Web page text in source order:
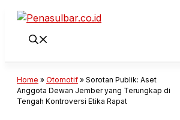
Langsung
Home » Otomotif » Sorotan Publik: Aset
Anggota Dewan Jember yang Terungkap di
Tengah Kontroversi Etika Rapat